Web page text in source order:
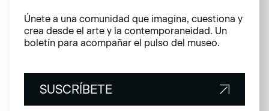
Únete a una comunidad que imagina, cuestiona y
crea desde el arte y la contemporaneidad. Un
boletín para acompañar el pulso del museo.
SUSCRÍBETE